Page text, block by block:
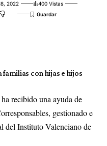
2022
400 Vistas
familias con hijas e hijos
recibido una ayuda de
gestionado e
del Instituto Valenciano de